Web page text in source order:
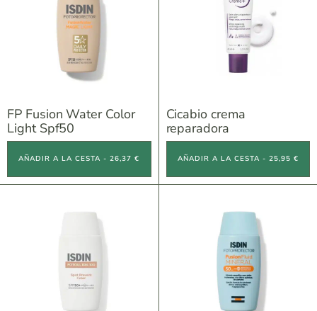
FP Fusion Water Color
Light Spf50
AÑADIR A LA CESTA - 26,37 €
Cicabio crema
reparadora
AÑADIR A LA CESTA - 25,95 €